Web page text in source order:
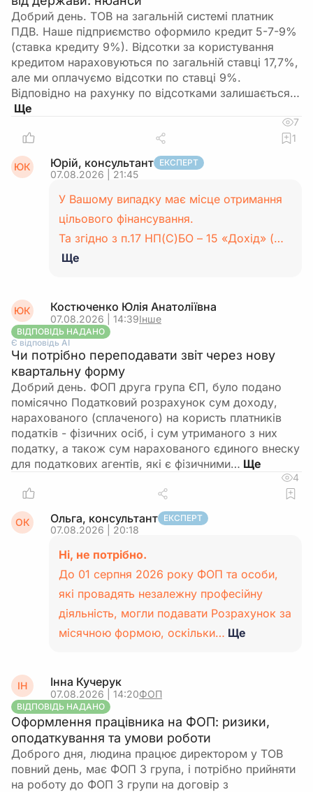
Добрий день. ТОВ на загальній системі платник
ПДВ. Наше підприємство оформило кредит 5-7-9%
(ставка кредиту 9%). Відсотки за користування
кредитом нараховуються по загальній ставці 17,7%,
але ми оплачуємо відсотки по ставці 9%.
Відповідно на рахунку по відсотками залишається…
7
1
ЮК Юрій, консультант ЕКСПЕРТ
07.08.2026 | 21:45
У Вашому випадку має місце отримання
цільового фінансування.
Та згідно з п.17 НП(С)БО – 15 «Дохід» (…
Ще
ЮК Костюченко Юлія Анатоліївна
07.08.2026 | 14:39Інше
ВІДПОВІДЬ НАДАНО
Є відповідь АІ
Чи потрібно переподавати звіт через нову
квартальну форму
Добрий день. ФОП друга група ЄП, було подано
помісячно Податковий розрахунок сум доходу,
нарахованого (сплаченого) на користь платників
податків - фізичних осіб, і сум утриманого з них
податку, а також сум нарахованого єдиного внеску
для податкових агентів, які є фізичними…
4
ОК Ольга, консультант ЕКСПЕРТ
07.08.2026 | 20:18
Ні, не потрібно.
До 01 серпня 2026 року ФОП та особи,
які провадять незалежну професійну
діяльність, могли подавати Розрахунок за
місячною формою, оскільки… Ще
ІН Інна Кучерук
07.08.2026 | 14:20ФОП
ВІДПОВІДЬ НАДАНО
Оформлення працівника на ФОП: ризики,
оподаткування та умови роботи
Доброго дня, людина працює директором у ТОВ
повний день, має ФОП 3 група, і потрібно прийняти
на роботу до ФОП 3 групи на договір з